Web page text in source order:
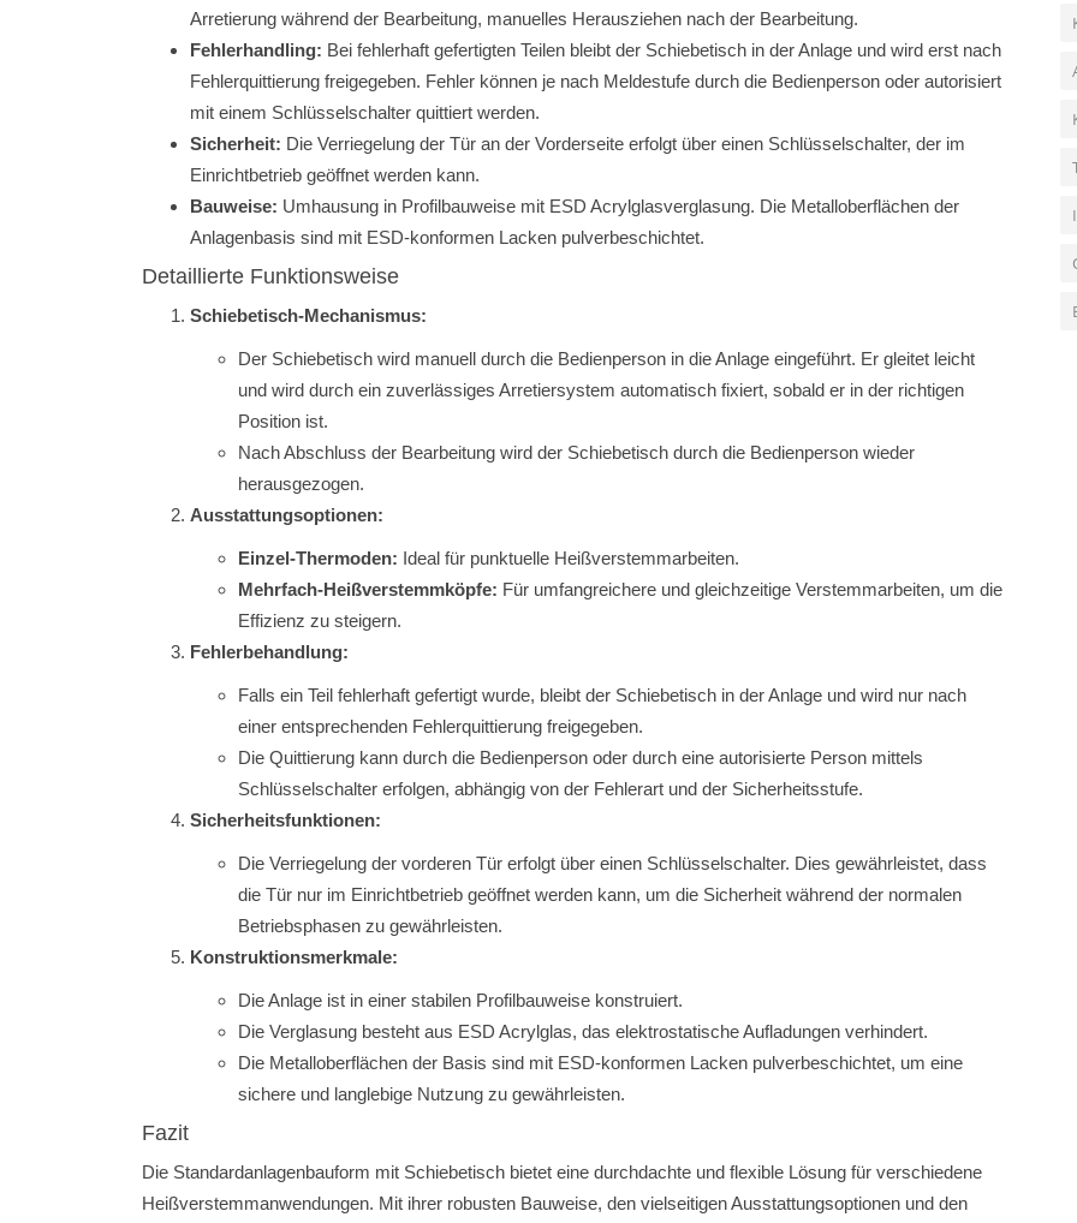
Arretierung während der Bearbeitung, manuelles Herausziehen nach der Bearbeitung.
Fehlerhandling: Bei fehlerhaft gefertigten Teilen bleibt der Schiebetisch in der Anlage und wird erst nach
Fehlerquittierung freigegeben. Fehler können je nach Meldestufe durch die Bedienperson oder autorisiert
mit einem Schlüsselschalter quittiert werden.
Sicherheit: Die Verriegelung der Tür an der Vorderseite erfolgt über einen Schlüsselschalter, der im
Einrichtbetrieb geöffnet werden kann.
Bauweise: Umhausung in Profilbauweise mit ESD Acrylglasverglasung. Die Metalloberflächen der
Anlagenbasis sind mit ESD-konformen Lacken pulverbeschichtet.
Detaillierte Funktionsweise
Schiebetisch-Mechanismus:
Der Schiebetisch wird manuell durch die Bedienperson in die Anlage eingeführt. Er gleitet leicht
und wird durch ein zuverlässiges Arretiersystem automatisch fixiert, sobald er in der richtigen
Position ist.
Nach Abschluss der Bearbeitung wird der Schiebetisch durch die Bedienperson wieder
herausgezogen.
Ausstattungsoptionen:
Einzel-Thermoden: Ideal für punktuelle Heißverstemmarbeiten.
Mehrfach-Heißverstemmköpfe: Für umfangreichere und gleichzeitige Verstemmarbeiten, um die
Effizienz zu steigern.
Fehlerbehandlung:
Falls ein Teil fehlerhaft gefertigt wurde, bleibt der Schiebetisch in der Anlage und wird nur nach
einer entsprechenden Fehlerquittierung freigegeben.
Die Quittierung kann durch die Bedienperson oder durch eine autorisierte Person mittels
Schlüsselschalter erfolgen, abhängig von der Fehlerart und der Sicherheitsstufe.
Sicherheitsfunktionen:
Die Verriegelung der vorderen Tür erfolgt über einen Schlüsselschalter. Dies gewährleistet, dass
die Tür nur im Einrichtbetrieb geöffnet werden kann, um die Sicherheit während der normalen
Betriebsphasen zu gewährleisten.
Konstruktionsmerkmale:
Die Anlage ist in einer stabilen Profilbauweise konstruiert.
Die Verglasung besteht aus ESD Acrylglas, das elektrostatische Aufladungen verhindert.
Die Metalloberflächen der Basis sind mit ESD-konformen Lacken pulverbeschichtet, um eine
sichere und langlebige Nutzung zu gewährleisten.
Fazit
Die Standardanlagenbauform mit Schiebetisch bietet eine durchdachte und flexible Lösung für verschiedene
Heißverstemmanwendungen. Mit ihrer robusten Bauweise, den vielseitigen Ausstattungsoptionen und den